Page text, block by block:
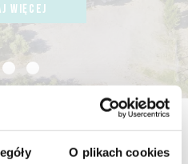
O plikach cookies
WIĘCEJ
WIĘCEJ